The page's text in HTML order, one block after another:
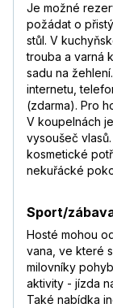
Je možné
požádat o
stůl. V
trouba a varná
sadu na
internetu,
(zdarma). Pro
V koupelnách
vysoušeč
kosmetické
nekuřácké
Sport/
Hosté mohou
vana, ve které
milovníky
aktivity - jízda
Také nabídka